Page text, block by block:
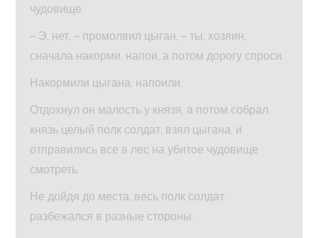
чудовище.
– Э, нет, – промолвил цыган, – ты, хозяин,
сначала накорми, напои, а потом дорогу спроси.
Накормили цыгана, напоили.
Отдохнул он малость у князя, а потом собрал
князь целый полк солдат, взял цыгана, и
отправились все в лес на убитое чудовище
смотреть.
Не дойдя до места, весь полк солдат
разбежался в разные стороны.